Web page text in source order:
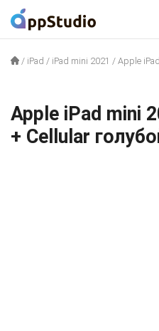
/ iPad / iPad mini 2021 /
Apple iPad mini
+ Cellular